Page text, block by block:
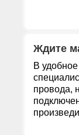
Ждите
В
провода,